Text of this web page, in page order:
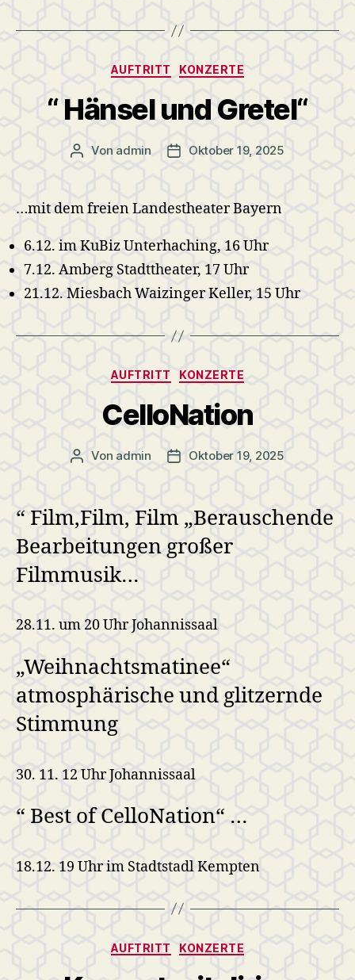
Kategorien
AUFTRITT KONZERTE
“ Hänsel und Gretel“
Beitragsautor
Von admin Veröffentlichungsdatum
Oktober 19, 2025
…mit dem freien Landestheater Bayern
6.12. im KuBiz Unterhaching, 16 Uhr
7.12. Amberg Stadttheater, 17 Uhr
21.12. Miesbach Waizinger Keller, 15 Uhr
Kategorien
AUFTRITT KONZERTE
CelloNation
Beitragsautor
Von admin Veröffentlichungsdatum
Oktober 19, 2025
“ Film,Film, Film „Berauschende
Bearbeitungen großer
Filmmusik…
28.11. um 20 Uhr Johannissaal
„Weihnachtsmatinee“
atmosphärische und glitzernde
Stimmung
30. 11. 12 Uhr Johannissaal
“ Best of CelloNation“ …
18.12. 19 Uhr im Stadtstadl Kempten
Kategorien
AUFTRITT KONZERTE